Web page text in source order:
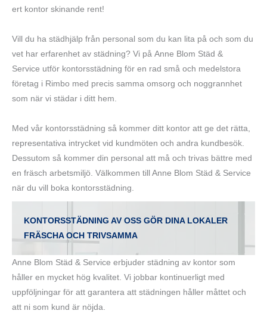
ert kontor skinande rent!
Vill du ha städhjälp från personal som du kan lita på och som du
vet har erfarenhet av städning? Vi på Anne Blom Städ &
Service utför kontorsstädning för en rad små och medelstora
företag i Rimbo med precis samma omsorg och noggrannhet
som när vi städar i ditt hem.
Med vår kontorsstädning så kommer ditt kontor att ge det rätta,
representativa intrycket vid kundmöten och andra kundbesök.
Dessutom så kommer din personal att må och trivas bättre med
en fräsch arbetsmiljö. Välkommen till Anne Blom Städ & Service
när du vill boka kontorsstädning.
KONTORSSTÄDNING AV OSS GÖR DINA LOKALER
FRÄSCHA OCH TRIVSAMMA
Anne Blom Städ & Service erbjuder städning av kontor som
håller en mycket hög kvalitet. Vi jobbar kontinuerligt med
uppföljningar för att garantera att städningen håller måttet och
att ni som kund är nöjda.